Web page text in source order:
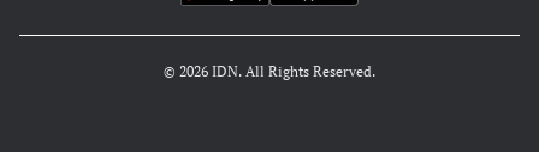
© 2026 IDN. All Rights Reserved.